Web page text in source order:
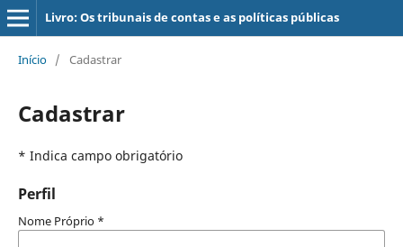
Livro: Os tribunais de contas e as políticas públicas
Início / Cadastrar
Cadastrar
* Indica campo obrigatório
Perfil
Nome Próprio *